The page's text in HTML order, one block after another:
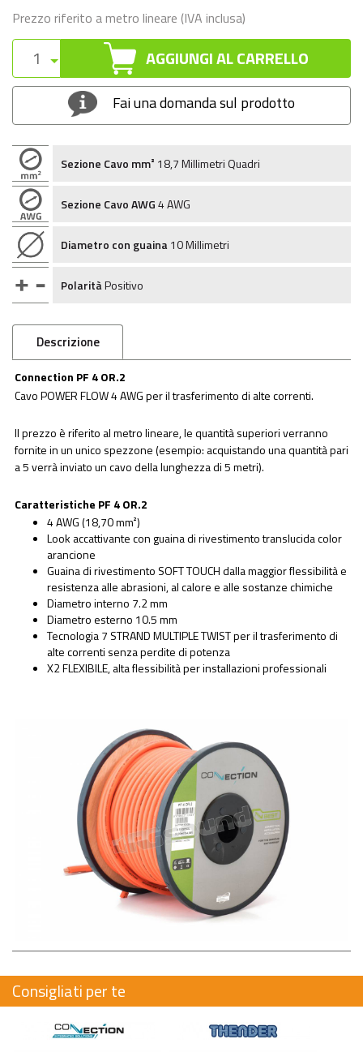
Prezzo riferito a metro lineare (IVA inclusa)
AGGIUNGI AL CARRELLO
Fai una domanda sul prodotto
Sezione Cavo mm² 18,7 Millimetri Quadri
Sezione Cavo AWG4 AWG
Diametro con guaina10 Millimetri
PolaritàPositivo
Descrizione
Connection PF 4 OR.2
Cavo POWER FLOW 4 AWG per il trasferimento di alte correnti.
Il prezzo è riferito al metro lineare, le quantità superiori verranno
fornite in un unico spezzone (esempio: acquistando una quantità pari
a 5 verrà inviato un cavo della lunghezza di 5 metri).
Caratteristiche PF 4 OR.2
4 AWG (18,70 mm²)
Look accattivante con guaina di rivestimento translucida color
arancione
Guaina di rivestimento SOFT TOUCH dalla maggior flessibilità e
resistenza alle abrasioni, al calore e alle sostanze chimiche
Diametro interno 7.2 mm
Diametro esterno 10.5 mm
Tecnologia 7 STRAND MULTIPLE TWIST per il trasferimento di
alte correnti senza perdite di potenza
X2 FLEXIBILE, alta flessibilità per installazioni professionali
Consigliati per te